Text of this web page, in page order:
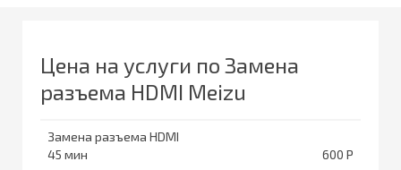
Цена на услуги по Замена
разъема HDMI Meizu
Замена разъема HDMI
45
600